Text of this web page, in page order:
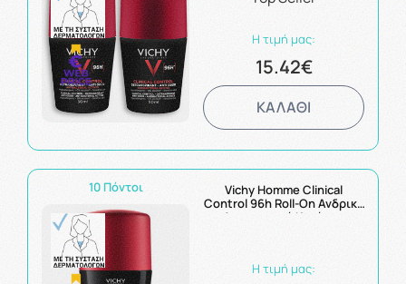
Η τιμή μας:
15.42€
ΚΑΛΑΘΙ
10 Πόντοι
Vichy Homme Clinical
Control 96h Roll-On Ανδρικό
Αποσμητικό Κατά της
Η τιμή μας: